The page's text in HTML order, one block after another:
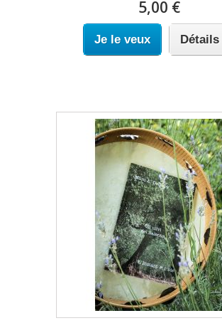
5,00 €
Je le veux Détails